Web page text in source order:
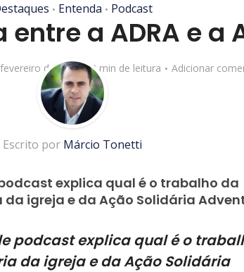
• Entenda • Podcast
a ADRA e a
de 2020 2 min de leitura Adicionar
Escrito por Márcio Tonetti
explica qual é o trabalho da
igreja e da Ação Solidária
podcast explica qual é o
da igreja e da Ação Solidária